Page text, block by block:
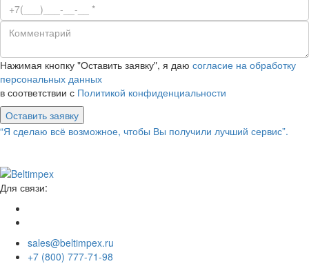
Нажимая кнопку "Оставить заявку", я даю согласие на обработку
персональных данных
в соответствии с Политикой конфиденциальности
Оставить заявку
“Я сделаю всё возможное, чтобы Вы получили лучший сервис”.
Для связи:
sales@beltimpex.ru
+7 (800) 777-71-98